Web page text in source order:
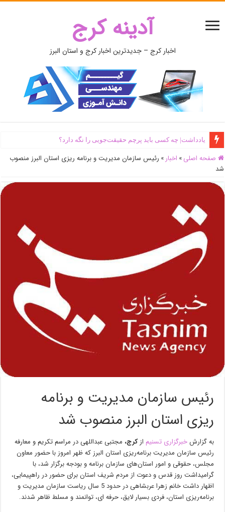
آدینه کرج
اخبار کرج – جدیدترین اخبار کرج و استان البرز
یادداشت| ‌چه کسی باید پرچم حقیقت‌جویی را نگه دارد؟
صفحه اصلی » اخبار » رئیس سازمان مدیریت و برنامه ریزی استان البرز منصوب
شد
رئیس سازمان مدیریت و برنامه
ریزی استان البرز منصوب شد
به گزارشخبرگزاری تسنیم ازکرج، مجتبی عبداللهی در مراسم تکریم و معارفه
رئیس سازمان مدیریت برنامه‌ریزی استان البرز که ظهر امروز با حضور معاون
مجلس، حقوقی و امور استان‌های سازمان برنامه و بودجه برگزار شد، با
گرامیداشت روز قدس و دعوت از مردم شریف استان برای حضور در راهپیمایی،
اظهار داشت خانم زهرا عربشاهی در حدود 5 سال ریاست سازمان مدیریت و
برنامه‌ریزی استان، فردی بسیار لایق، حرفه ای، توانمند و مسلط ظاهر شدند.